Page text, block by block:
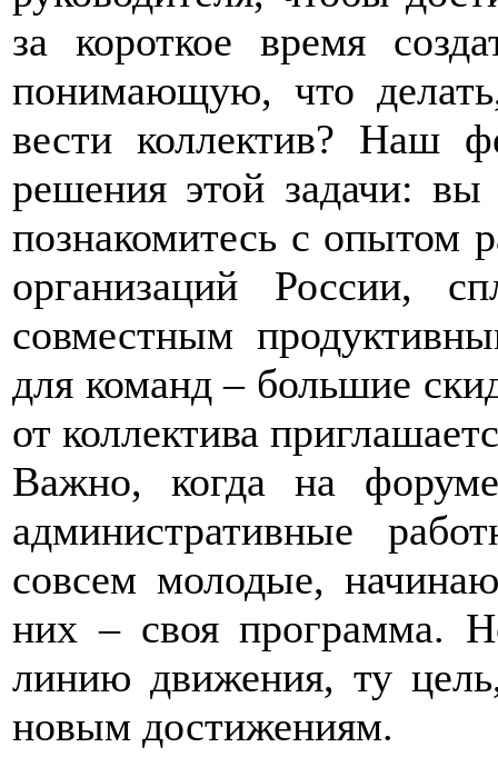
за короткое время
понимающую, что
вести коллектив? Наш
решения этой задачи:
познакомитесь с опытом
организаций России,
совместным
для команд – большие
от коллектива
Важно, когда на
административные
совсем молодые,
них – своя программа.
линию движения, ту
новым достижениям.